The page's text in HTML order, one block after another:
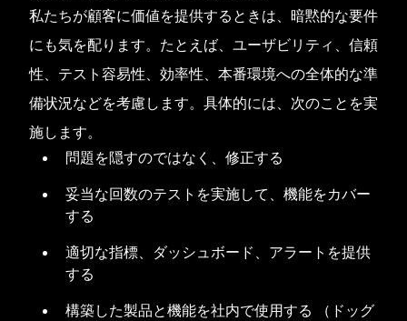
私たちが顧客に価値を提供するときは、暗黙的な要件
にも気を配ります。たとえば、ユーザビリティ、信頼
性、テスト容易性、効率性、本番環境への全体的な準
備状況などを考慮します。具体的には、次のことを実
施します。
問題を隠すのではなく、修正する
妥当な回数のテストを実施して、機能をカバー
する
適切な指標、ダッシュボード、アラートを提供
する
構築した製品と機能を社内で使用する （ドッグ